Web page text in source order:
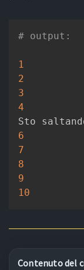
# output:
1
2
3
4
Sto
6
7
8
9
10
Contenuto del